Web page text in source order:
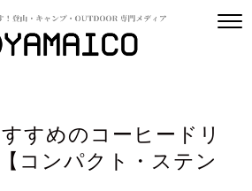
すめのコーヒードリ
コンパクト・ステン